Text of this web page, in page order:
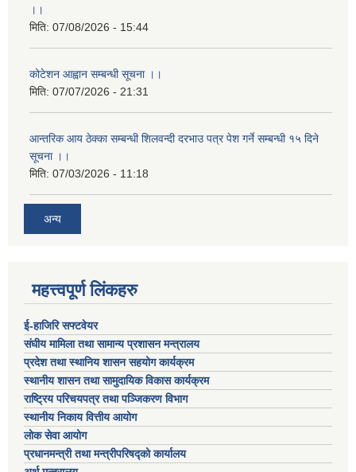
।।
मिति: 07/08/2026 - 15:44
कोटेशन आह्वान सम्बन्धी सूचना ।।
मिति: 07/07/2026 - 21:31
आन्तरिक आय ठेक्का सम्बन्धी शिलवन्दी दरभाउ पत्र पेश गर्ने सम्बन्धी १५ दिने
सूचना ।।
मिति: 07/03/2026 - 11:18
अन्य
महत्त्वपूर्ण लिंकहरु
ई-हाजिरि सफ्टवेयर
संघीय मामिला तथा सामान्य प्रशासन मन्त्रालय
प्रदेश तथा स्थानिय शासन सहयोग कार्यक्रम
स्थानीय शासन तथा सामुदायिक विकास कार्यक्रम
राष्ट्रिय परिचयपत्र तथा पञ्जिकरण विभाग
स्थानीय निकाय वित्तीय आयोग
लोक सेवा आयोग
प्रधानमन्त्री तथा मन्त्रीपरिषद्को कार्यालय